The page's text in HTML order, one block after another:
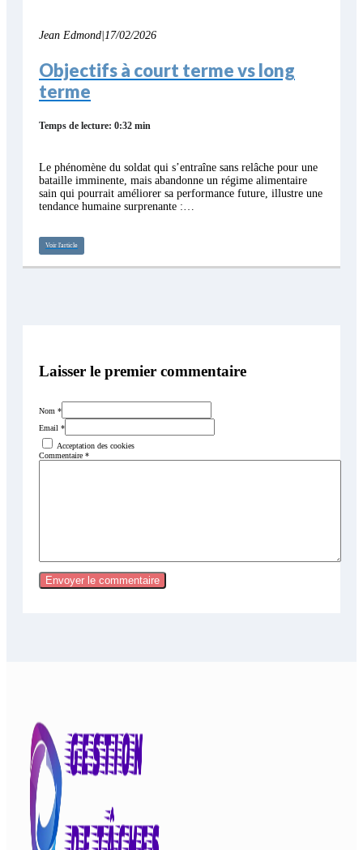
Jean Edmond 17/02/2026
Objectifs à court terme vs long
terme
Temps de lecture: 0:32 min
Le phénomène du soldat qui s’entraîne sans relâche pour une
bataille imminente, mais abandonne un régime alimentaire
sain qui pourrait améliorer sa performance future, illustre une
tendance humaine surprenante :…
Voir l'article
Laisser le premier commentaire
Nom *
Email *
Acceptation des cookies
Commentaire *